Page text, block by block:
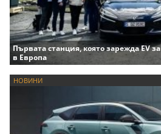
Първата станция, която зарежда EV
в Европа
НОВИНИ